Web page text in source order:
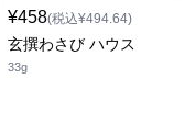
¥458(税込¥494.64)
玄撰わさび ハウス
33g